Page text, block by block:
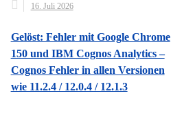
16. Juli 2026
Gelöst: Fehler mit Google Chrome
150 und IBM Cognos Analytics –
Cognos Fehler in allen Versionen
wie 11.2.4 / 12.0.4 / 12.1.3